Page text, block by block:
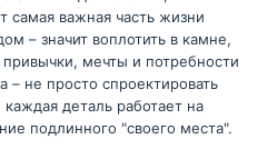
самая важная часть жизни
– значит воплотить в камне,
мечты и потребности
– не просто спроектировать
каждая деталь работает на
подлинного "своего места".